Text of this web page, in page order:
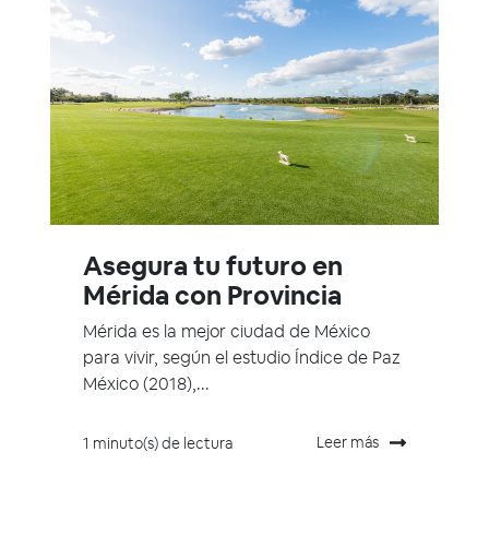
Asegura tu futuro en
Mérida con Provincia
Mérida es la mejor ciudad de México
para vivir, según el estudio Índice de Paz
México (2018),...
1 minuto(s) de lectura Leer más